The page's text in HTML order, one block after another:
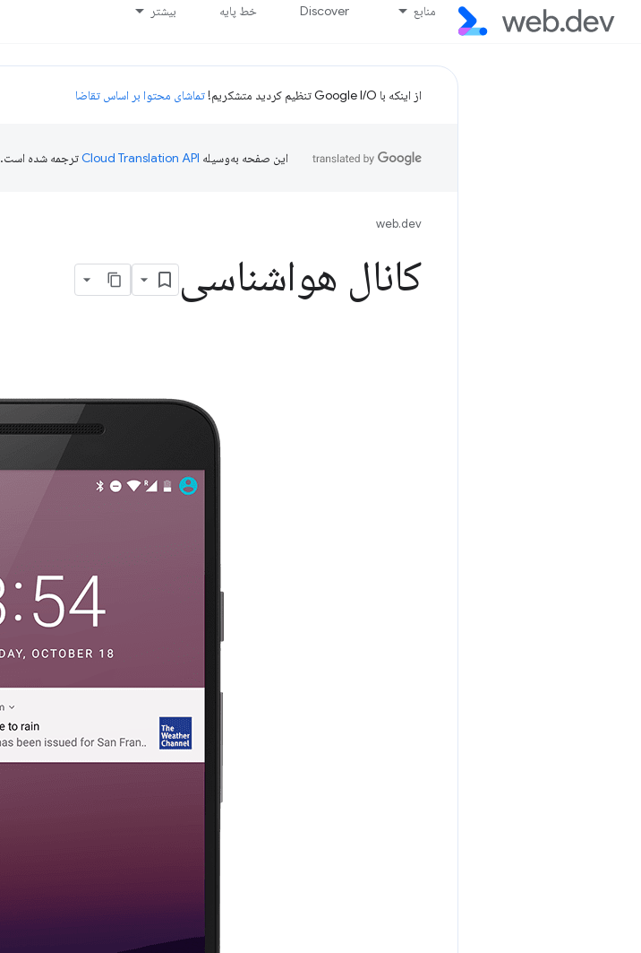
منابع Discover خط پایه بیشتر
از اینکه با Google I/O تنظیم کردید متشکریم! تماشای محتوا بر اساس تقاضا
این صفحه به‌وسیله ترجمه شده است.
web.dev
کانال هواشناسی